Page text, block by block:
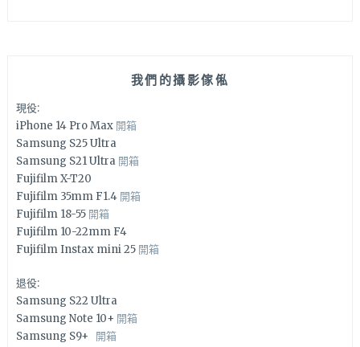
我們的攝影傢俬
現役:
iPhone 14 Pro Max 開箱
Samsung S25 Ultra
Samsung S21 Ultra 開箱
Fujifilm X-T20
Fujifilm 35mm F1.4 開箱
Fujifilm 18-55 開箱
Fujifilm 10-22mm F4
Fujifilm Instax mini 25 開箱
退役:
Samsung S22 Ultra
Samsung Note 10+ 開箱
Samsung S9+ 開箱